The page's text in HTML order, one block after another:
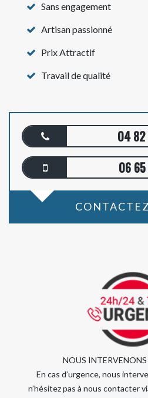
Sans engagement
Artisan passionné
Prix Attractif
Travail de qualité
04
06
NOUS
En cas d’urgence, nous
n’hésitez pas à nous contacter